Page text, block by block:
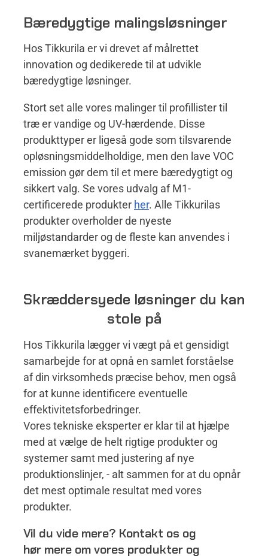
Bæredygtige malingsløsninger
Hos Tikkurila er vi drevet af målrettet
innovation og dedikerede til at udvikle
bæredygtige løsninger.
Stort set alle vores malinger til profillister til
træ er vandige og UV-hærdende. Disse
produkttyper er ligeså gode som tilsvarende
opløsningsmiddelholdige, men den lave VOC
emission gør dem til et mere bæredygtigt og
sikkert valg. Se vores udvalg af M1-
certificerede produkter her. Alle Tikkurilas
produkter overholder de nyeste
miljøstandarder og de fleste kan anvendes i
svanemærket byggeri.
Skræddersyede løsninger du kan
stole på
Hos Tikkurila lægger vi vægt på et gensidigt
samarbejde for at opnå en samlet forståelse
af din virksomheds præcise behov, men også
for at kunne identificere eventuelle
effektivitetsforbedringer.
Vores tekniske eksperter er klar til at hjælpe
med at vælge de helt rigtige produkter og
systemer samt med justering af nye
produktionslinjer, - alt sammen for at du opnår
det mest optimale resultat med vores
produkter.
Vil du vide mere? Kontakt os og
hør mere om vores produkter og